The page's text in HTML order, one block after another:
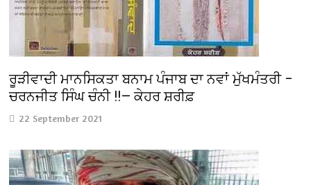
ਰੂੜੀਵਾਦੀ ਮਾਨਸਿਕਤਾ ਬਨਾਮ ਪੰਜਾਬ ਦਾ ਨਵਾਂ ਮੁੱਖਮੰਤਰੀ –
ਚਰਨਜੀਤ ਸਿੰਘ ਚੰਨੀ !!— ਕੇਹਰ ਸ਼ਰੀਫ਼
22 September 2021